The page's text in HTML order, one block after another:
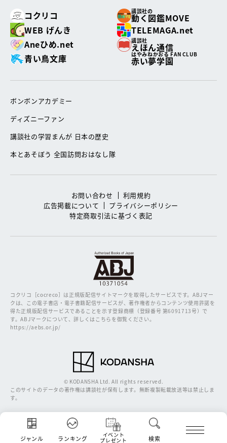
ジャンル ランキング イベント
プレゼント 検索
コクリコ
講談社の
動く図鑑MOVE
WEB げんき
TELEMAGA.net
Aneひめ.net
講談社
えほん通信
青い鳥文庫
はやみねかおる FAN CLUB
赤い夢学園
ボンボンアカデミー
ディズニーファン
講談社の学習まんが 日本の歴史
本とあそぼう 全国訪問おはなし隊
お問い合わせ
利用規約
広告掲載について
プライバシーポリシー
特定商取引法に基づく表記
コクリコ［cocreco］は正規版配信サイトマークを取得したサービスです。ABJマー
クは、この電子書店・電子書籍配信サービスが、著作権者からコンテンツ使用許諾を
得た正規版配信サービスであることを示す登録商標（登録番号 第6091713号）で
す。ABJマークについて、詳しくはこちらを御覧ください。
https://aebs.or.jp/
© KODANSHA Ltd. All rights reserved.
このサイトのデータの著作権は講談社が保有します。無断複製転載放送等は禁止しま
す。